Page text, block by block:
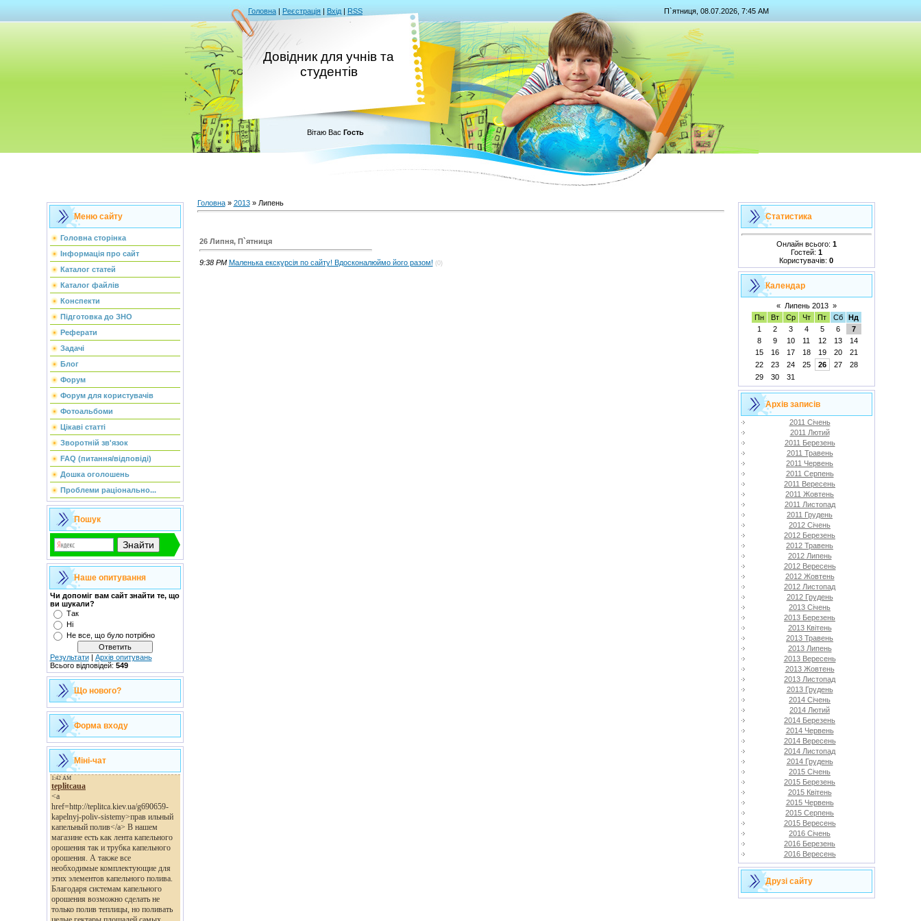
Головна | Реєстрація | Вхід | RSS П`ятниця, 08.07.2026, 7:45 AM
Довідник для учнів та
студентів
Вітаю Вас Гость
Меню сайту
Головна сторінка
Інформація про сайт
Каталог статей
Каталог файлів
Конспекти
Підготовка до ЗНО
Реферати
Задачі
Блог
Форум
Форум для користувачів
Фотоальбоми
Цікаві статті
Зворотній зв'язок
FAQ (питання/відповіді)
Дошка оголошень
Проблеми раціонально...
Пошук
Наше опитування
Чи допоміг вам сайт знайти те, що
ви шукали?
Так
Ні
Не все, що було потрібно
Результати| Архів опитувань
Всього відповідей: 549
Що нового?
Форма входу
Міні-чат
Головна» 2013 » Липень
26 Липня, П`ятниця
9:38 PM Маленька екскурсія по сайту! Вдосконалюймо його разом! (0)
Статистика
Онлайн всього: 1
Гостей: 1
Користувачів: 0
Календар
« Липень 2013 »
Пн
Вт Ср Чт Пт Сб
Нд
1
2 3 4 5 6
7
8
9 10 11 12 13
14
15
16 17 18 19 20
21
22
23 24 25 26 27
28
29
30 31
Архів записів
2011 Січень
2011 Лютий
2011 Березень
2011 Травень
2011 Червень
2011 Серпень
2011 Вересень
2011 Жовтень
2011 Листопад
2011 Грудень
2012 Січень
2012 Березень
2012 Травень
2012 Липень
2012 Вересень
2012 Жовтень
2012 Листопад
2012 Грудень
2013 Січень
2013 Березень
2013 Квітень
2013 Травень
2013 Липень
2013 Вересень
2013 Жовтень
2013 Листопад
2013 Грудень
2014 Січень
2014 Лютий
2014 Березень
2014 Червень
2014 Вересень
2014 Листопад
2014 Грудень
2015 Січень
2015 Березень
2015 Квітень
2015 Червень
2015 Серпень
2015 Вересень
2016 Січень
2016 Березень
2016 Вересень
Друзі сайту